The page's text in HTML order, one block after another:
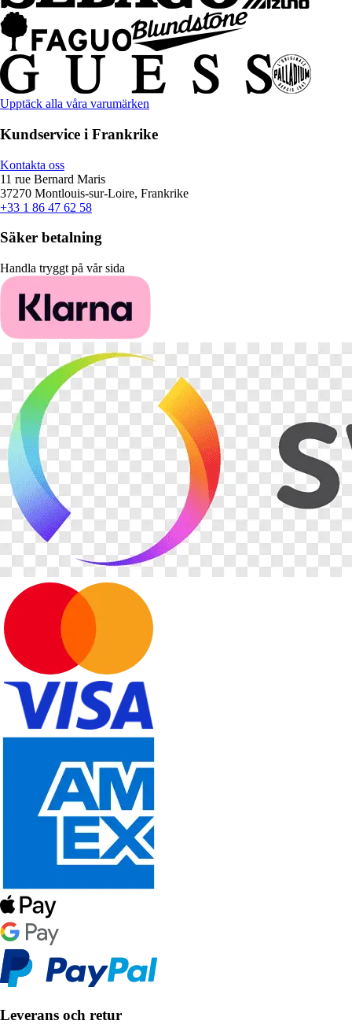
Upptäck alla våra varumärken
Kundservice i Frankrike
Kontakta oss
11 rue Bernard Maris
37270 Montlouis-sur-Loire, Frankrike
+33 1 86 47 62 58
Säker betalning
Handla tryggt på vår sida
Leverans och retur